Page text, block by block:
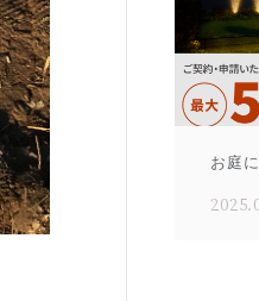
お庭